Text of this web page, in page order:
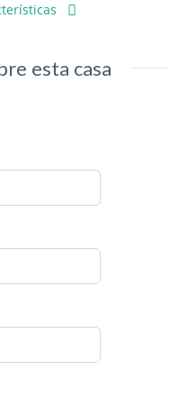
esta casa